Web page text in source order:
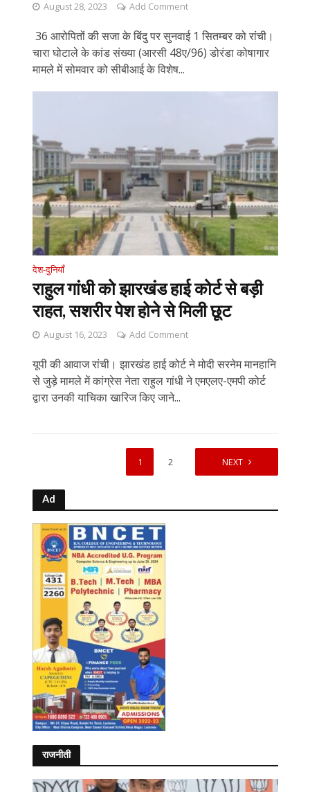
August 28, 2023 Add Comment
36 आरोपितों की सजा के बिंदु पर सुनवाई 1 सितम्बर को रांची।
चारा घोटाले के कांड संख्या (आरसी 48ए/96) डोरंडा कोषागार
मामले में सोमवार को सीबीआई के विशेष...
देश-दुनियाँ
राहुल गांधी को झारखंड हाई कोर्ट से बड़ी
राहत, सशरीर पेश होने से मिली छूट
August 16, 2023 Add Comment
यूपी की आवाज रांची। झारखंड हाई कोर्ट ने मोदी सरनेम मानहानि
से जुड़े मामले में कांग्रेस नेता राहुल गांधी ने एमएलए-एमपी कोर्ट
द्वारा उनकी याचिका खारिज किए जाने...
1 2 NEXT
Ad
राजनीती